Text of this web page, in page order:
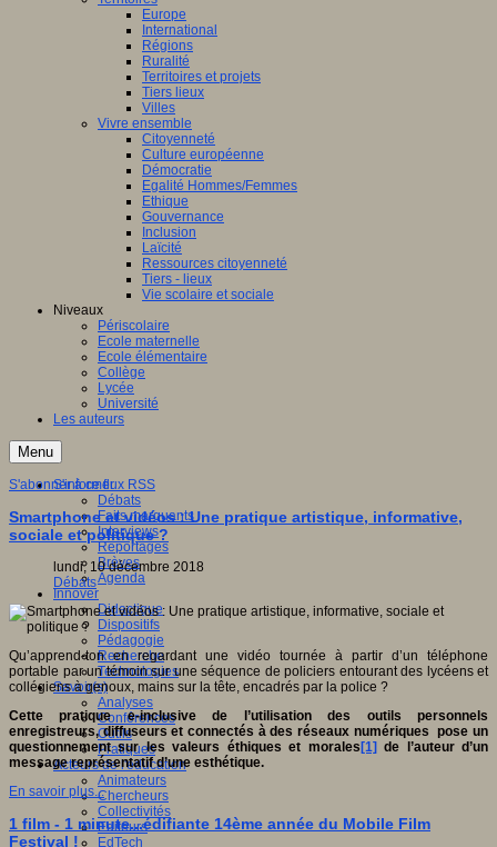
Europe
International
Régions
Ruralité
Territoires et projets
Tiers lieux
Villes
Vivre ensemble
Citoyenneté
Culture européenne
Démocratie
Egalité Hommes/Femmes
Ethique
Gouvernance
Inclusion
Laïcité
Ressources citoyenneté
Tiers - lieux
Vie scolaire et sociale
Niveaux
Périscolaire
Ecole maternelle
Ecole élémentaire
Collège
Lycée
Université
Les auteurs
Menu
S'informer
Débats
Faits marquants
Interviews
Reportages
Brèves
Agenda
Innover
Didactique
Dispositifs
Pédagogie
Recherche
Technologies
Savoir(s)
Analyses
Conférences
Outils
Pratiques
Acteurs de l'éducation
Animateurs
Chercheurs
Collectivités
Editeurs
EdTech
S'abonner à ce flux RSS
Smartphone et vidéos : Une pratique artistique, informative,
sociale et politique ?
lundi, 10 décembre 2018
Débats
Qu’apprend-ton en regardant une vidéo tournée à partir d’un téléphone
portable par un témoin sur une séquence de policiers entourant des lycéens et
collégiens à genoux, mains sur la tête, encadrés par la police ?
Cette pratique e-inclusive de l’utilisation des outils personnels
enregistreurs, diffuseurs et connectés à des réseaux numériques pose un
questionnement sur les valeurs éthiques et morales [1] de l’auteur d’un
message représentatif d’une esthétique.
En savoir plus...
1 film - 1 minute...édifiante 14ème année du Mobile Film
Festival !